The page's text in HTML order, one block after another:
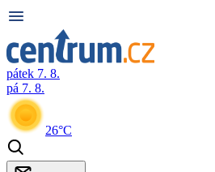
pátek 7. 8.
pá 7. 8.
26°C